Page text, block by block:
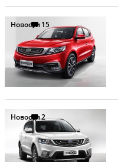
Новости15
Новости2